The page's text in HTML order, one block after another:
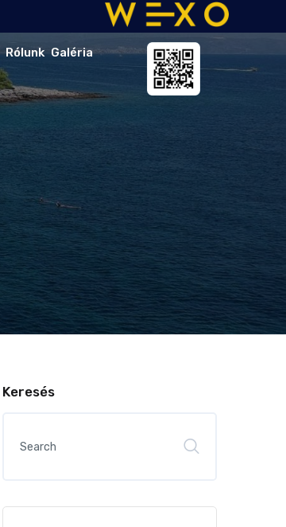
Rólunk Galéria
Keresés